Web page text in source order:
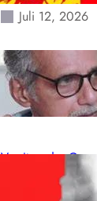
Juli 12, 2026
Indien: „Die Politik
Kapitulation“ von
Juli 1, 2026
Vorsitzender
Leben für die